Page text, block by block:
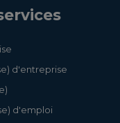
d'entreprise
d'emploi